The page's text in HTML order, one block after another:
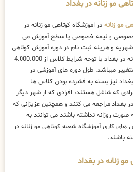
مو زنانه در بغداد
مو زنانه در اموزشگاه کوتاهی مو زنانه در
خصوصی و نیمه خصوصی یا سطح آموزش می
و هزینه ثبت نام در دوره آموزش کوتاهی
مو در آموزشگاه کوتاهی مو زنانه در بغداد با توجه شرایط کلاس از 4.000.000
تومان متغییر میباشد. طول دوره های آموزشی در
بغداد نیز بسته به فشرده بودن کلاس ها
که شاغل هستند، افرادی که از شهر دیگر
در بغداد مراجعه می کنند و همچنین عزیزانی که
روزانه نداشته باشند می توانند به
کاری آموزشگاه شعبه کوتاهی مو زنانه در
باشند.
زنانه در بغداد